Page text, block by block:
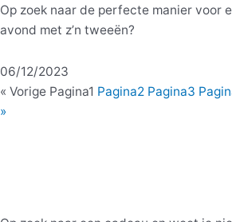
Op zoek naar de perfecte manier voor
avond met z’n tweeën?
06/12/2023
« Vorige Pagina1 Pagina2 Pagina3
»